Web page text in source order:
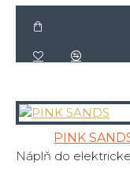
PINK
Náplň do